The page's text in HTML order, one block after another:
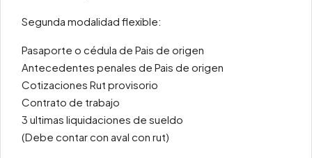
Segunda modalidad flexible:
Pasaporte o cédula de Pais de origen
Antecedentes penales de Pais de origen
Cotizaciones Rut provisorio
Contrato de trabajo
3 ultimas liquidaciones de sueldo
(Debe contar con aval con rut)